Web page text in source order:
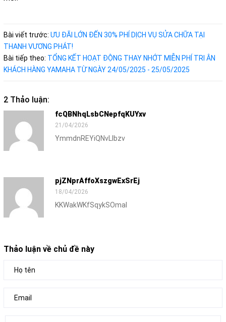
Bài viết trước: ƯU ĐÃI LỚN ĐẾN 30% PHÍ DỊCH VỤ SỬA CHỮA TẠI
THANH VƯƠNG PHÁT!
Bài tiếp theo: TỔNG KẾT HOẠT ĐỘNG THAY NHỚT MIỄN PHÍ TRI ÂN
KHÁCH HÀNG YAMAHA TỪ NGÀY 24/05/2025 - 25/05/2025
2 Thảo luận:
fcQBNhqLsbCNepfqKUYxv
21/04/2026
YmmdnREYiQNvLlbzv
pjZNprAffoXszgwExSrEj
18/04/2026
KKWakWKfSqykSOmal
Thảo luận về chủ đề này